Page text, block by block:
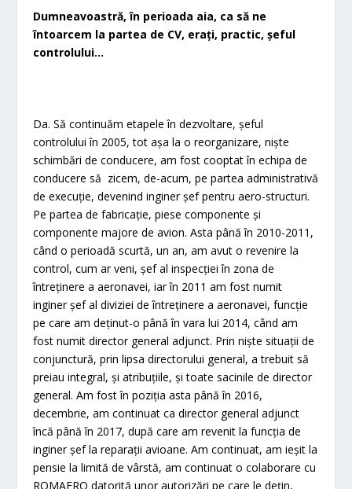
Dumneavoastră, în perioada aia, ca să ne
întoarcem la partea de CV, erați, practic, șeful
controlului…
Da. Să continuăm etapele în dezvoltare, șeful
controlului în 2005, tot așa la o reorganizare, niște
schimbări de conducere, am fost cooptat în echipa de
conducere să zicem, de-acum, pe partea administrativă
de execuție, devenind inginer șef pentru aero-structuri.
Pe partea de fabricație, piese componente și
componente majore de avion. Asta până în 2010-2011,
când o perioadă scurtă, un an, am avut o revenire la
control, cum ar veni, șef al inspecției în zona de
întreținere a aeronavei, iar în 2011 am fost numit
inginer șef al diviziei de întreținere a aeronavei, funcție
pe care am deținut-o până în vara lui 2014, când am
fost numit director general adjunct. Prin niște situații de
conjunctură, prin lipsa directorului general, a trebuit să
preiau integral, și atribuțiile, și toate sacinile de director
general. Am fost în poziția asta până în 2016,
decembrie, am continuat ca director general adjunct
încă până în 2017, după care am revenit la funcția de
inginer șef la reparații avioane. Am continuat, am ieșit la
pensie la limită de vârstă, am continuat o colaborare cu
ROMAERO datorită unor autorizări pe care le dețin,